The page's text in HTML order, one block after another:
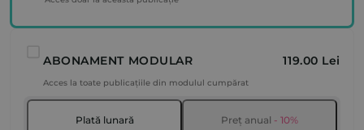
ABONAMENT MODULAR 119.00 Lei
Acces la toate publicațiile din modulul cumpărat
Plată lunară Preț anual - 10%